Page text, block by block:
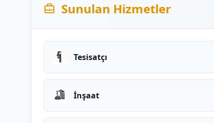
Sunulan Hizmetler
Tesisatçı
İnşaat